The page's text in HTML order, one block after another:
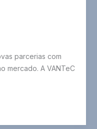
parcerias com
mercado. A VANTeC